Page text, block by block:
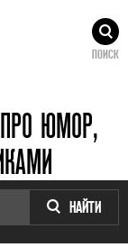
ПОИСК
ЮМОР,
НАЙТИ